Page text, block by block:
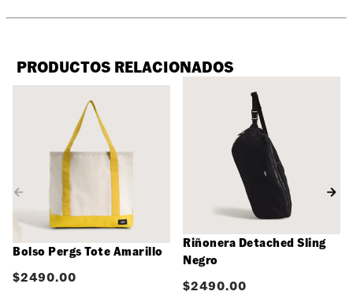
PRODUCTOS RELACIONADOS
Bolso Pergs Tote Amarillo
$2490.00
Riñonera Detached Sling
Negro
$2490.00